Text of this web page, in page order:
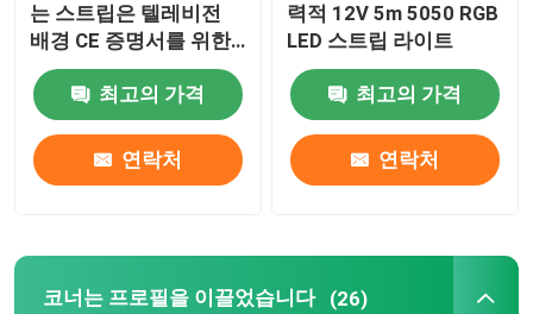
는 스트립은 텔레비전
배경 CE 증명서를 위한
5050 RGB 컬러를 밝힙
니다
최고의 가격
연락처
력적 12V 5m 5050 RGB
LED 스트립 라이트
최고의 가격
연락처
코너는 프로필을 이끌었습니다 (26)